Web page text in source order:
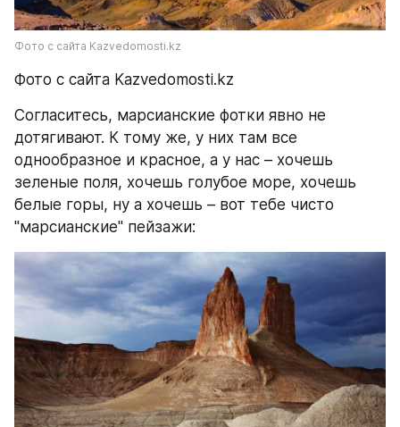
Фото с сайта Kazvedomosti.kz
Фото с сайта Kazvedomosti.kz
Согласитесь, марсианские фотки явно не
дотягивают. К тому же, у них там все
однообразное и красное, а у нас – хочешь
зеленые поля, хочешь голубое море, хочешь
белые горы, ну а хочешь – вот тебе чисто
"марсианские" пейзажи: